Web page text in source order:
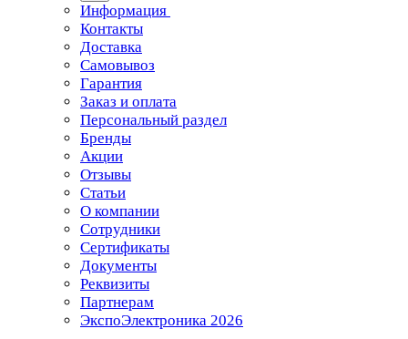
Информация
Контакты
Доставка
Самовывоз
Гарантия
Заказ и оплата
Персональный раздел
Бренды
Акции
Отзывы
Статьи
О компании
Сотрудники
Сертификаты
Документы
Реквизиты
Партнерам
ЭкспоЭлектроника 2026